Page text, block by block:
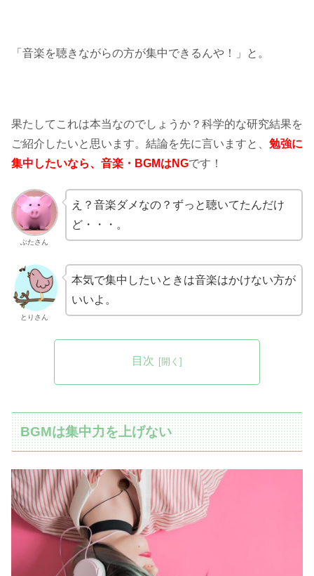
「音楽を聴きながらの方が集中できるんや！」と。
果たしてこれは本当なのでしょうか？科学的な研究結果を
ご紹介したいと思います。結論を先に言いますと、 勉強に
集中したいなら、音楽・BGMはNGです！
ぶたさん
え？音楽ダメなの？ずっと聴いてたんだけ
ど・・・。
とりさん
本気で集中したいときは音楽はかけない方が
いいよ。
目次
BGMは集中力を上げない